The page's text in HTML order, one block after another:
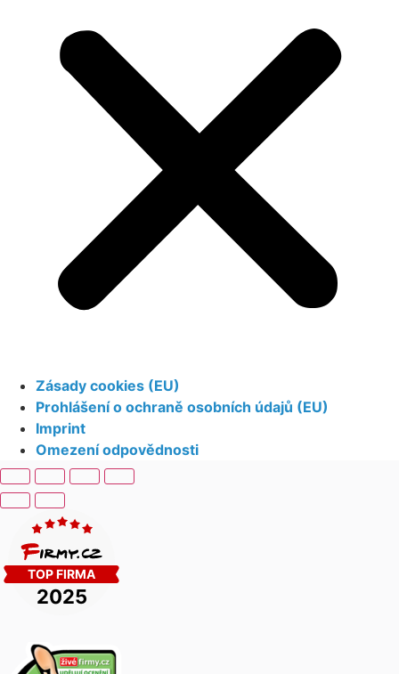
Zásady cookies (EU)
Prohlášení o ochraně osobních údajů (EU)
Imprint
Omezení odpovědnosti